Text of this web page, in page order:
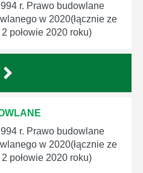
r. Prawo budowlane
w 2020(łącznie ze
połowie 2020 roku)
r. Prawo budowlane
w 2020(łącznie ze
połowie 2020 roku)